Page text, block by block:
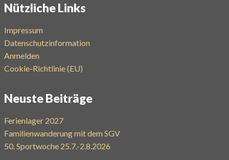
Nützliche Links
Impressum
Datenschutzinformation
Anmelden
Cookie-Richtlinie (EU)
Neuste Beiträge
Ferienlager 2027
Familienwanderung mit dem SGV
50. Sportwoche 25.7.-2.8.2026